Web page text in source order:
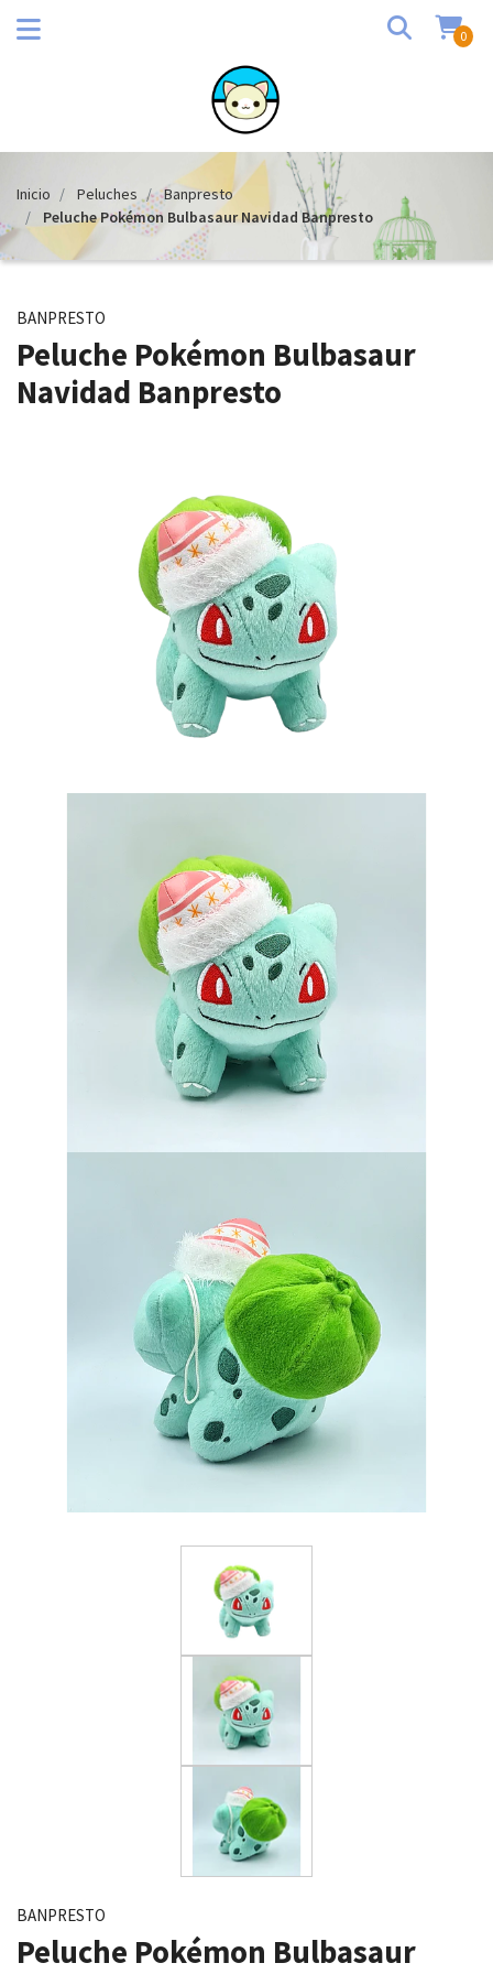
0
Inicio Peluches
Banpresto
Peluche Pokémon Bulbasaur Navidad Banpresto
BANPRESTO
Peluche Pokémon Bulbasaur
Navidad Banpresto
BANPRESTO
Peluche Pokémon Bulbasaur